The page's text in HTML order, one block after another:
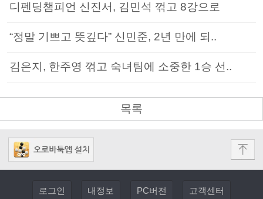
디펜딩챔피언 신진서, 김민석 꺾고 8강으로
“정말 기쁘고 뜻깊다” 신민준, 2년 만에 되..
김은지, 한주영 꺾고 숙녀팀에 소중한 1승 선..
목록
로그인 내정보 PC버전 고객센터